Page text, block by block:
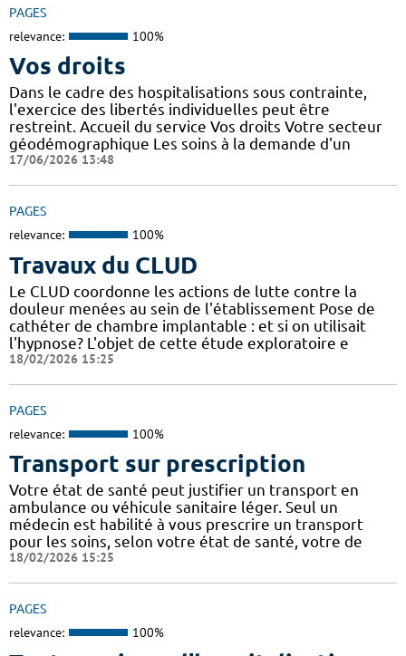
PAGES
relevance: 100%
Vos droits
Dans le cadre des hospitalisations sous contrainte,
l'exercice des libertés individuelles peut être
restreint. Accueil du service Vos droits Votre secteur
géodémographique Les soins à la demande d'un
17/06/2026 13:48
PAGES
relevance: 100%
Travaux du CLUD
Le CLUD coordonne les actions de lutte contre la
douleur menées au sein de l'établissement Pose de
cathéter de chambre implantable : et si on utilisait
l'hypnose? L'objet de cette étude exploratoire e
18/02/2026 15:25
PAGES
relevance: 100%
Transport sur prescription
Votre état de santé peut justifier un transport en
ambulance ou véhicule sanitaire léger. Seul un
médecin est habilité à vous prescrire un transport
pour les soins, selon votre état de santé, votre de
18/02/2026 15:25
PAGES
relevance: 100%